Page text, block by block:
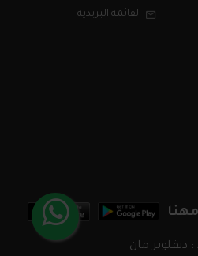
القائمة البريدية
: ديفلوبر مان